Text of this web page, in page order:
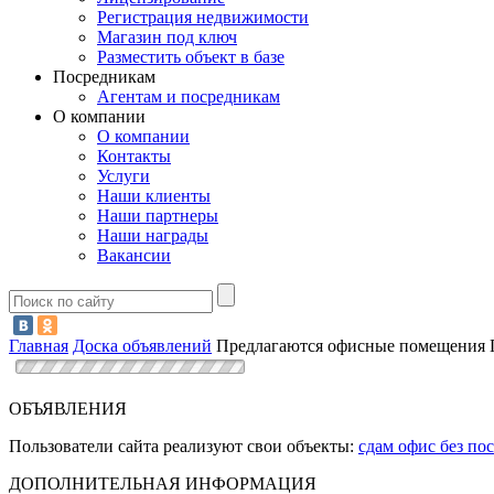
Регистрация недвижимости
Магазин под ключ
Разместить объект в базе
Посредникам
Агентам и посредникам
О компании
О компании
Контакты
Услуги
Наши клиенты
Наши партнеры
Наши награды
Вакансии
Главная Доска объявлений Предлагаются офисные помещения
ОБЪЯВЛЕНИЯ
Пользователи сайта реализуют свои объекты: сдам офис без
ДОПОЛНИТЕЛЬНАЯ ИНФОРМАЦИЯ